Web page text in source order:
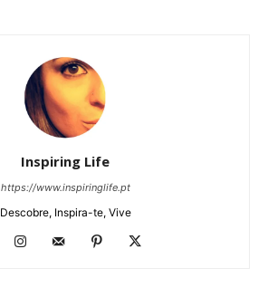
Inspiring Life
https://www.inspiringlife.pt
Descobre, Inspira-te, Vive